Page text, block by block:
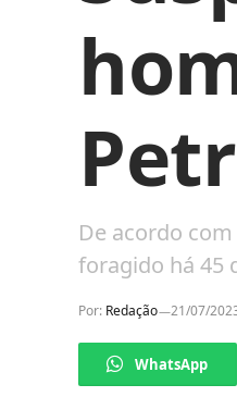
De acordo
foragido há 45
Por: Redação 21/07/
WhatsApp